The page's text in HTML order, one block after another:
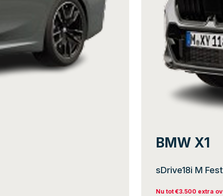
BMW X1
sDrive18i M
Nu tot €3.500 extra